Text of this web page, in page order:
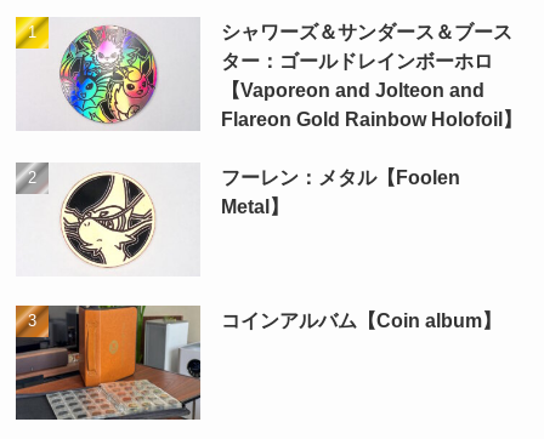
シャワーズ＆サンダース＆ブース
ター：ゴールドレインボーホロ
【Vaporeon and Jolteon and
Flareon Gold Rainbow Holofoil】
フーレン：メタル【Foolen
Metal】
コインアルバム【Coin album】